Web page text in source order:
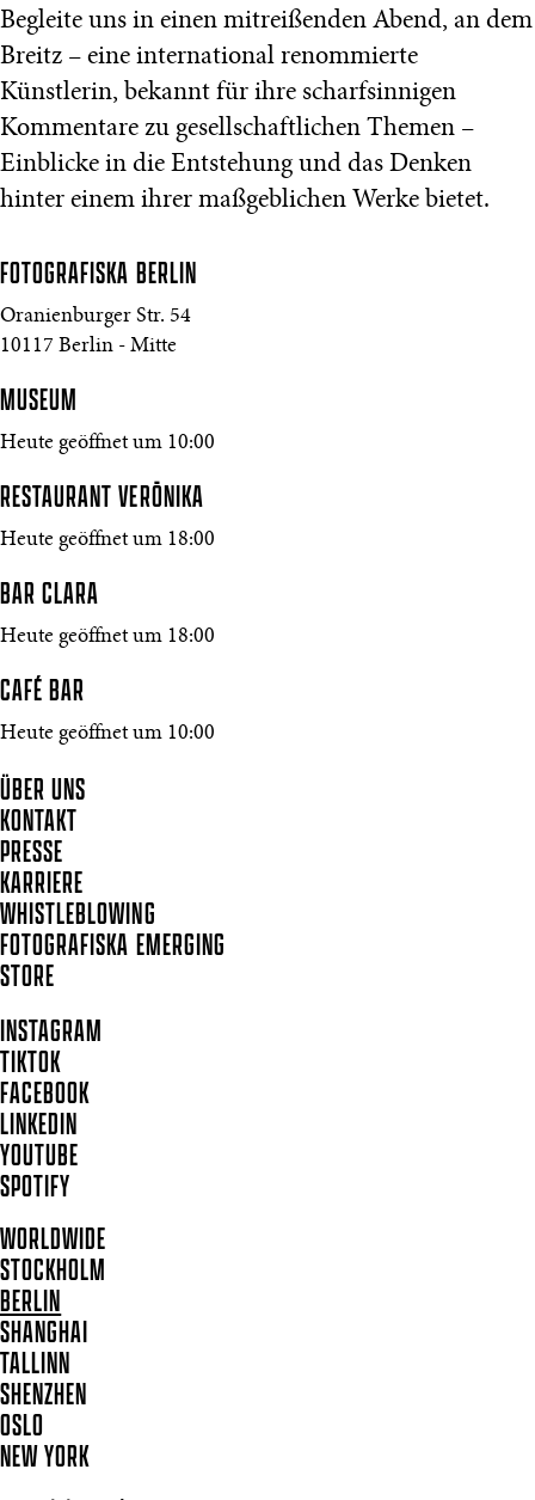
Begleite uns in einen mitreißenden Abend, an dem
Breitz – eine international renommierte
Künstlerin, bekannt für ihre scharfsinnigen
Kommentare zu gesellschaftlichen Themen –
Einblicke in die Entstehung und das Denken
hinter einem ihrer maßgeblichen Werke bietet.
FOTOGRAFISKA BERLIN
Oranienburger Str. 54
10117 Berlin - Mitte
MUSEUM
Heute geöffnet um 10:00
RESTAURANT VERŌNIKA
Heute geöffnet um 18:00
BAR CLARA
Heute geöffnet um 18:00
CAFÉ BAR
Heute geöffnet um 10:00
ÜBER UNS
KONTAKT
PRESSE
KARRIERE
WHISTLEBLOWING
FOTOGRAFISKA EMERGING
STORE
INSTAGRAM
TIKTOK
FACEBOOK
LINKEDIN
YOUTUBE
SPOTIFY
WORLDWIDE
STOCKHOLM
BERLIN
SHANGHAI
TALLINN
SHENZHEN
OSLO
NEW YORK